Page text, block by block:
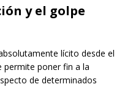
y el golpe
lícito desde el
permite poner fin a la
de determinados